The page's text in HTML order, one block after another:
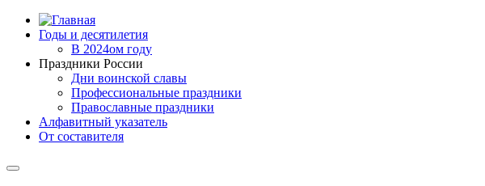
Годы и десятилетия
В 2024ом году
Праздники России
Дни воинской славы
Профессиональные праздники
Православные праздники
Алфавитный указатель
От составителя